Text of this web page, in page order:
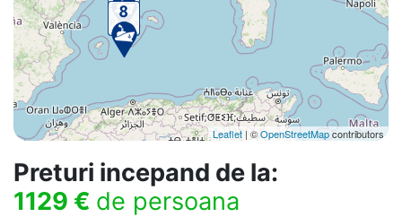
Leaflet | ©OpenStreetMapcontributors
Preturi incepand de la:
1129 € de persoana